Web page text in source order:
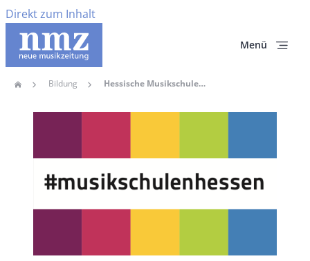
Direkt zum Inhalt
Menü
Home Bildung Hessische Musikschulen Sehen Kommunen Bei Finanzierung In Der Pflicht